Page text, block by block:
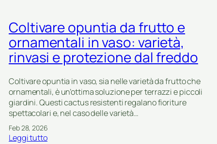
Coltivare opuntia da frutto e
ornamentali in vaso: varietà,
rinvasi e protezione dal freddo
Coltivare opuntia in vaso, sia nelle varietà da frutto che
ornamentali, è un’ottima soluzione per terrazzi e piccoli
giardini. Questi cactus resistenti regalano fioriture
spettacolari e, nel caso delle varietà…
Feb 28, 2026
Leggi tutto: